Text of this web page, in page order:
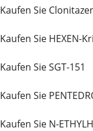
Kaufen Sie
Kaufen Sie HEXEN-
Kaufen Sie SGT-151
Kaufen Sie
Kaufen Sie N-